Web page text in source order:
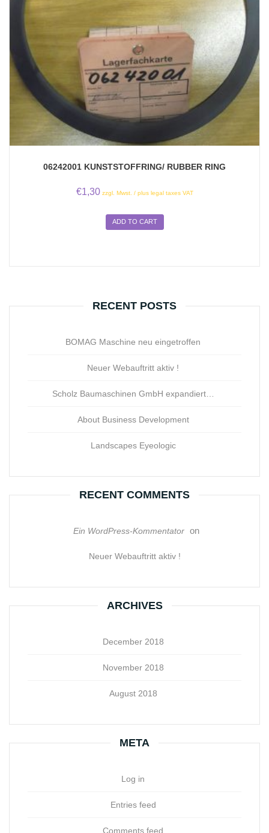
06242001 KUNSTSTOFFRING/ RUBBER RING
€1,30 zzgl. Mwst. / plus legal taxes VAT
ADD TO CART
RECENT POSTS
BOMAG Maschine neu eingetroffen
Neuer Webauftritt aktiv !
Scholz Baumaschinen GmbH expandiert…
About Business Development
Landscapes Eyeologic
RECENT COMMENTS
Ein WordPress-Kommentator on
Neuer Webauftritt aktiv !
ARCHIVES
December 2018
November 2018
August 2018
META
Log in
Entries feed
Comments feed